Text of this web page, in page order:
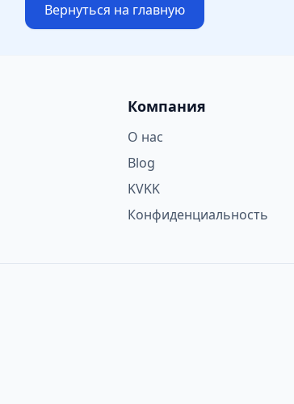
Вернуться на главную
Компания
О нас
Blog
KVKK
Конфиденциальность